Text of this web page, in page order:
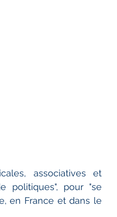
associatives et
politiques", pour "se
en France et dans le